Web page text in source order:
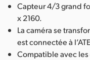
Capteur 4/3 grand
x 2160.
La caméra se
est connectée à
Compatible avec